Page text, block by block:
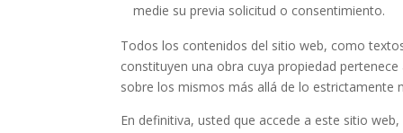
medie su previa solicitud o consentimiento.
Todos los contenidos del sitio web, como
constituyen una obra cuya propiedad pertenece
sobre los mismos más allá de lo estrictamente
En definitiva, usted que accede a este sitio